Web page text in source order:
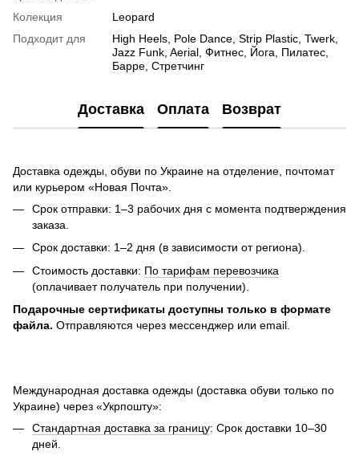
Колекция
Leopard
Подходит для
High Heels, Pole Dance, Strip Plastic, Twerk,
Jazz Funk, Aerial, Фитнес, Йога, Пилатес,
Барре, Стретчинг
Доставка Оплата Возврат
Доставка одежды, обуви по Украине на отделение, почтомат
или курьером «Новая Почта».
Срок отправки: 1–3 рабочих дня с момента подтверждения
заказа.
Срок доставки: 1–2 дня (в зависимости от региона).
Стоимость доставки: По тарифам перевозчика
(оплачивает получатель при получении).
Подарочные сертификаты доступны только в формате
файла. Отправляются через мессенджер или email.
Международная доставка одежды (доставка обуви только по
Украине) через «Укрпошту»:
Стандартная доставка за границу: Срок доставки 10–30
дней.